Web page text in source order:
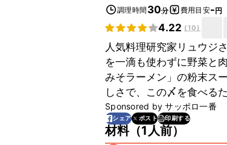
調理時間 30分 費用目安-円
4.22 (10)
人気料理研究家リュウジ
を一滴も使わずに野菜と
みそラーメン」の粉末ス
しさで、この〆を食べる
Sponsored byサッポロ一番
シェア ポスト 印刷する
材料（1人前）